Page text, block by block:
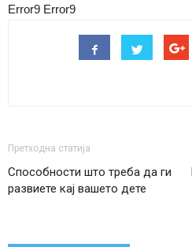
Error9 Error9
Претходна статија
Способности што треба да ги
развиете кај вашето дете